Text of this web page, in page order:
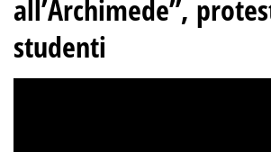
all’Archimede”,
studenti